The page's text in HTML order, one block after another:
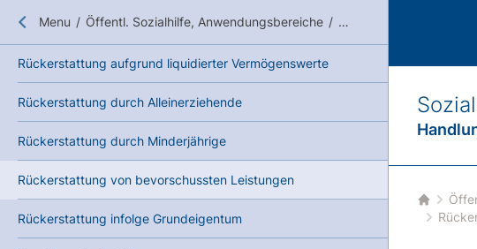
Close submenu
Menu / Öffentl. Sozialhilfe, Anwendungsbereiche / Pflichten und Auflagen
Rückerstattung aufgrund liquidierter Vermögenswerte
Rückerstattung durch Alleinerziehende
Rückerstattung durch Minderjährige
Rückerstattung von bevorschussten Leistungen
Rückerstattung infolge Grundeigentum